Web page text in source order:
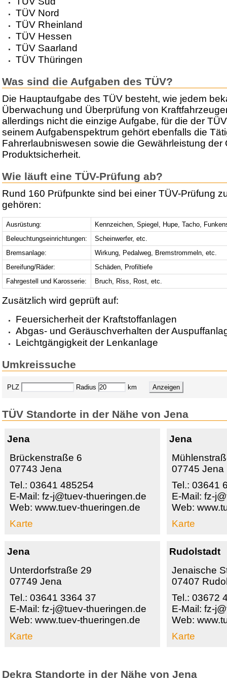
TÜV Nord
TÜV Rheinland
TÜV Hessen
TÜV Saarland
TÜV Thüringen
Was sind die Aufgaben des TÜV?
Die Hauptaufgabe des TÜV besteht, wie jedem
Überwachung und Überprüfung von
allerdings nicht die einzige Aufgabe, für die der
seinem Aufgabenspektrum gehört ebenfalls die
Fahrerlaubniswesen sowie die Gewährleistung der
Produktsicherheit.
Wie läuft eine TÜV-Prüfung ab?
Rund 160 Prüfpunkte sind bei einer TÜV-Prüfung
gehören:
Ausrüstung:
Kennzeichen, Spiegel, Hupe, Tacho,
Beleuchtungseinrichtungen:
Scheinwerfer, etc.
Bremsanlage:
Wirkung, Pedalweg, Bremstrommeln, etc.
Bereifung/Räder:
Schäden, Profiltiefe
Fahrgestell und Karosserie:
Bruch, Riss, Rost, etc.
Zusätzlich wird geprüft auf:
Feuersicherheit der Kraftstoffanlagen
Abgas- und Geräuschverhalten der
Leichtgängigkeit der Lenkanlage
Umkreissuche
PLZ Radius km
TÜV Standorte in der Nähe von Jena
Jena
Brückenstraße 6
07743 Jena
Tel.: 03641 485254
E-Mail: fz-j@tuev-thueringen.de
Web: www.tuev-thueringen.de
Karte
Jena
07745 Jena
Tel.: 03641
E-Mail: fz-
Web:
Karte
Jena
Unterdorfstraße 29
07749 Jena
Tel.: 03641 3364 37
E-Mail: fz-j@tuev-thueringen.de
Web: www.tuev-thueringen.de
Karte
Rudolstadt
Jenaische
07407
Tel.: 03672
E-Mail: fz-
Web:
Karte
Dekra Standorte in der Nähe von Jena